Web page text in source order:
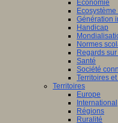
Economie
Génération
Handicap
Normes
Regards sur
Santé
Société
Territoires
Territoires
Europe
International
Régions
Ruralité